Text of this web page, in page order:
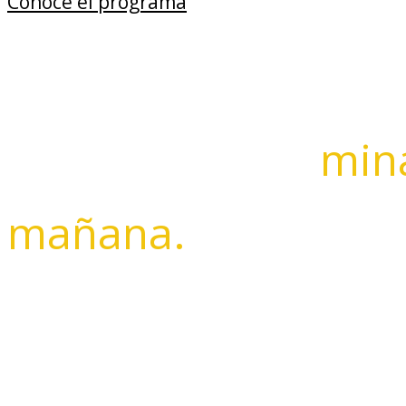
mañana.